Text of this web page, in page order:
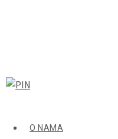
O NAMA